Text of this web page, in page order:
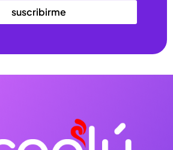
suscribirme